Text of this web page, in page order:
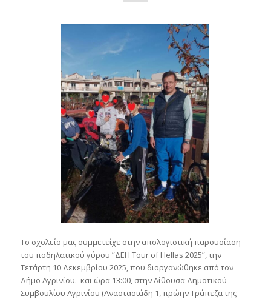
Το σχολείο μας συμμετείχε στην απολογιστική παρουσίαση
του ποδηλατικού γύρου ”ΔΕΗ Tour of Hellas 2025”, την
Τετάρτη 10 Δεκεμβρίου 2025, που διοργανώθηκε από τον
Δήμο Αγρινίου. και ώρα 13:00, στην Αίθουσα Δημοτικού
Συμβουλίου Αγρινίου (Αναστασιάδη 1, πρώην Τράπεζα της